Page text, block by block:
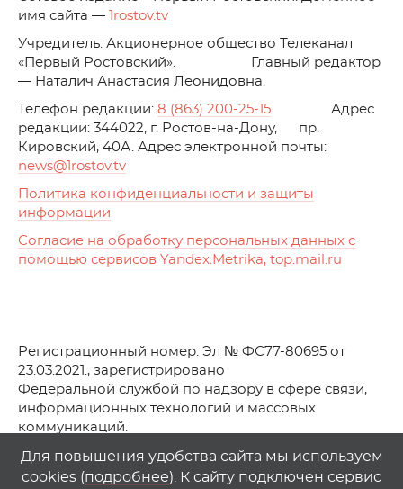
имя сайта —
1rostov.tv
Учредитель: Акционерное общество Телеканал
«Первый Ростовский». Главный редактор
— Наталич Анастасия Леонидовна.
Телефон редакции: 8 (863) 200-25-15. Адрес
редакции: 344022, г. Ростов-на-Дону, пр.
Кировский, 40А. Адрес электронной почты:
news@1rostov.tv
Политика конфиденциальности и защиты
информации
Согласие на обработку персональных данных с
помощью сервисов Yandex.Metrika, top.mail.ru
Регистрационный номер: Эл № ФС77-80695 от
23.03.2021., зарегистрировано
Федеральной службой по надзору в сфере связи,
информационных технологий и массовых
коммуникаций.
© АО Телеканал «Первый Ростовский» (2021-2025)
Любое использование материалов сайта возможно
Для повышения удобства сайта мы используем
cookies (подробнее). К сайту подключен сервис